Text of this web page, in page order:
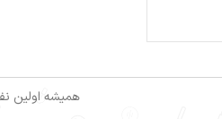
همیشه اولین